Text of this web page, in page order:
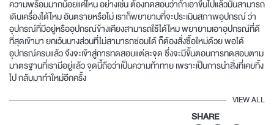
ความพร้อมมากน้อยแค่ไหน อย่างเช่น ต้องทดสอบว่าถ้าเอาขึ้นไปแล้วมันสามารถ
เดินเครื่องได้ไหม อันตรายหรือไม่ เราก็พยายามที่จะประเมินสภาพอุปกรณ์ ว่า
อุปกรณ์ที่มีอยู่หรืออุปกรณ์ข้างเคียงสามารถใช้ได้ไหม พยายามเอาอุปกรณ์ที่ดี
ที่สุดเข้ามา ยกเว้นบางส่วนที่ไม่สามารถซ่อมได้ ก็ต้องสั่งซื้อใหม่ด้วย พอได้
อุปกรณ์ครบแล้ว จึงจะเข้าสู่การทดสอบแต่ละจุด ซึ่งจะมีขั้นตอนการทดสอบตาม
มาตรฐานที่เรามีอยู่แล้ว จุดนี้ถือว่าเป็นความท้าทาย เพราะเป็นการนำสิ่งที่เคยทิ้ง
ไป กลับมาทำใหม่อีกครั้ง
VIEW ALL
SHARE